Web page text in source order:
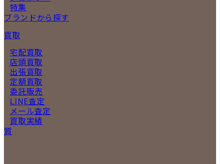
特集
ブランドから探す
買取
宅配買取
店頭買取
出張買取
定額買取
委託販売
LINE査定
メール査定
買取実績
質